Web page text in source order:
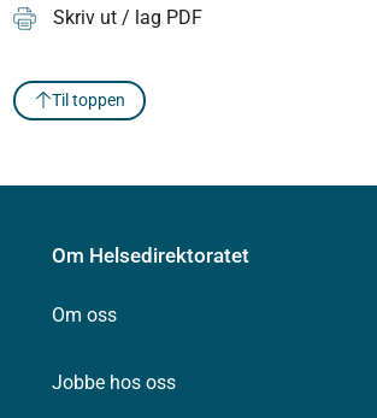
Skriv ut / lag PDF
Til toppen
Om Helsedirektoratet
Om oss
Jobbe hos oss